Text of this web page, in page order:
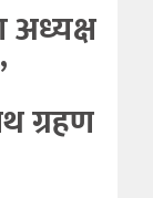
अध्‍यक्ष
ग्रहण